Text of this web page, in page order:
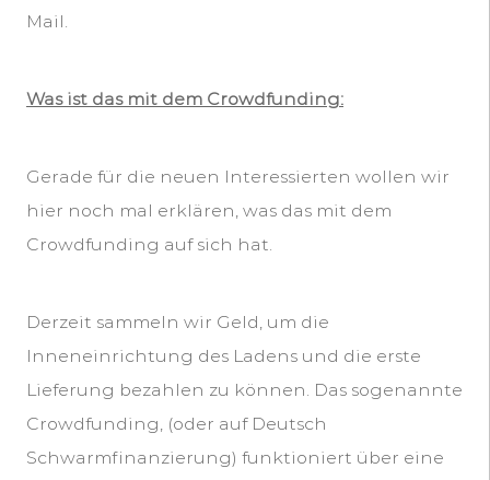
Mail.
Was ist das mit dem Crowdfunding:
Gerade für die neuen Interessierten wollen wir
hier noch mal erklären, was das mit dem
Crowdfunding auf sich hat.
Derzeit sammeln wir Geld, um die
Inneneinrichtung des Ladens und die erste
Lieferung bezahlen zu können. Das sogenannte
Crowdfunding, (oder auf Deutsch
Schwarmfinanzierung) funktioniert über eine